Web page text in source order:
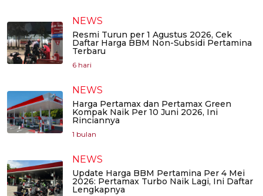
NEWS
Resmi Turun per 1 Agustus 2026, Cek
Daftar Harga BBM Non-Subsidi Pertamina
Terbaru
6 hari
NEWS
Harga Pertamax dan Pertamax Green
Kompak Naik Per 10 Juni 2026, Ini
Rinciannya
1 bulan
NEWS
Update Harga BBM Pertamina Per 4 Mei
2026: Pertamax Turbo Naik Lagi, Ini Daftar
Lengkapnya